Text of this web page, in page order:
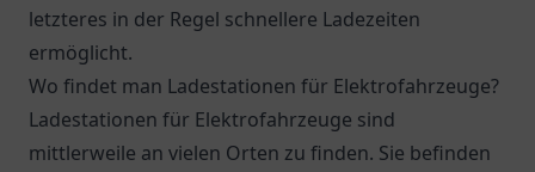
letzteres in der Regel schnellere Ladezeiten
ermöglicht.
Wo findet man Ladestationen für Elektrofahrzeuge?
Ladestationen für Elektrofahrzeuge sind
mittlerweile an vielen Orten zu finden. Sie befinden